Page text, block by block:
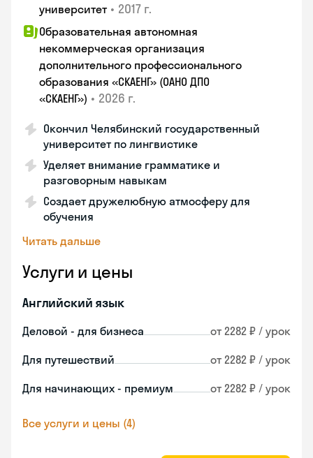
университет • 2017 г.
Образовательная автономная
некоммерческая организация
дополнительного профессионального
образования «СКАЕНГ» (ОАНО ДПО
«СКАЕНГ») • 2026 г.
Окончил Челябинский государственный
университет по лингвистике
Уделяет внимание грамматике и
разговорным навыкам
Создает дружелюбную атмосферу для
обучения
Читать дальше
Услуги и цены
Английский язык
Деловой - для бизнеса от 2282 ₽ / урок
Для путешествий от 2282 ₽ / урок
Для начинающих - премиум от 2282 ₽ / урок
Все услуги и цены (4)